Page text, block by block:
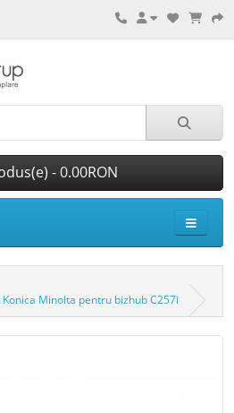
- 0.00RON
Minolta pentru bizhub C257i